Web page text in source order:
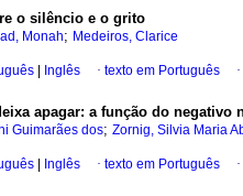
o silêncio e o grito
Monah; Medeiros, Clarice
Inglês · texto em Português ·
apagar: a função do negativo
Guimarães dos; Zornig, Silvia Maria
Inglês · texto em Português ·